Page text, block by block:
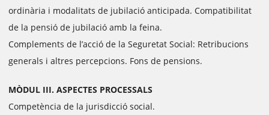
ordinària i modalitats de jubilació anticipada. Compatibilitat
de la pensió de jubilació amb la feina.
Complements de l’acció de la Seguretat Social: Retribucions
generals i altres percepcions. Fons de pensions.
MÒDUL III. ASPECTES PROCESSALS
Competència de la jurisdicció social.